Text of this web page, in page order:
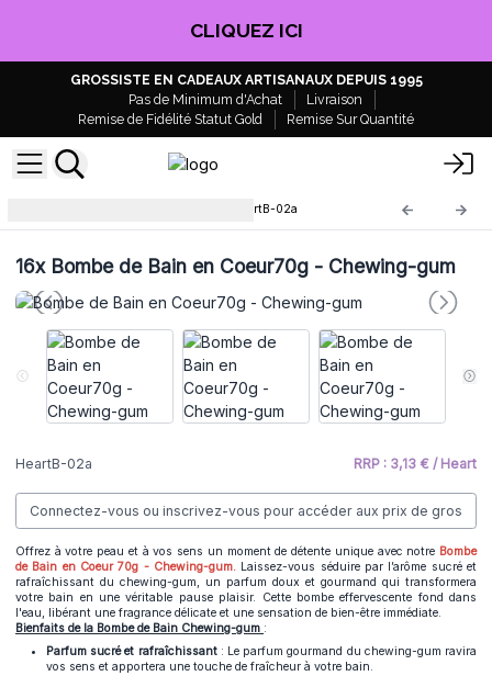
EN PROFITER !
GROSSISTE EN CADEAUX ARTISANAUX DEPUIS 1995
Pas de Minimum d'Achat
Livraison
Remise de Fidélité Statut Gold
Remise Sur Quantité
HeartB-02a
16xBombe de Bain en Coeur70g - Chewing-gum
HeartB-02a RRP : 3,13 € / Heart
Connectez-vous ou inscrivez-vous pour accéder aux prix de gros
Offrez à votre peau et à vos sens un moment de détente unique avec notre Bombe
de Bain en Coeur 70g - Chewing-gum. Laissez-vous séduire par l’arôme sucré et
rafraîchissant du chewing-gum, un parfum doux et gourmand qui transformera
votre bain en une véritable pause plaisir. Cette bombe effervescente fond dans
l'eau, libérant une fragrance délicate et une sensation de bien-être immédiate.
Bienfaits de la Bombe de Bain Chewing-gum :
Parfum sucré et rafraîchissant : Le parfum gourmand du chewing-gum ravira
vos sens et apportera une touche de fraîcheur à votre bain.